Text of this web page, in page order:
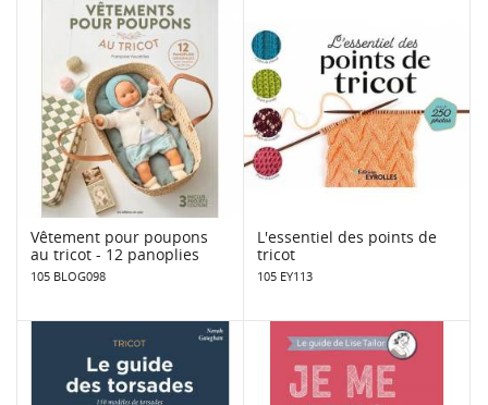
Vêtement pour poupons
au tricot - 12 panoplies
105 BLOG098
L'essentiel des points de
tricot
105 EY113